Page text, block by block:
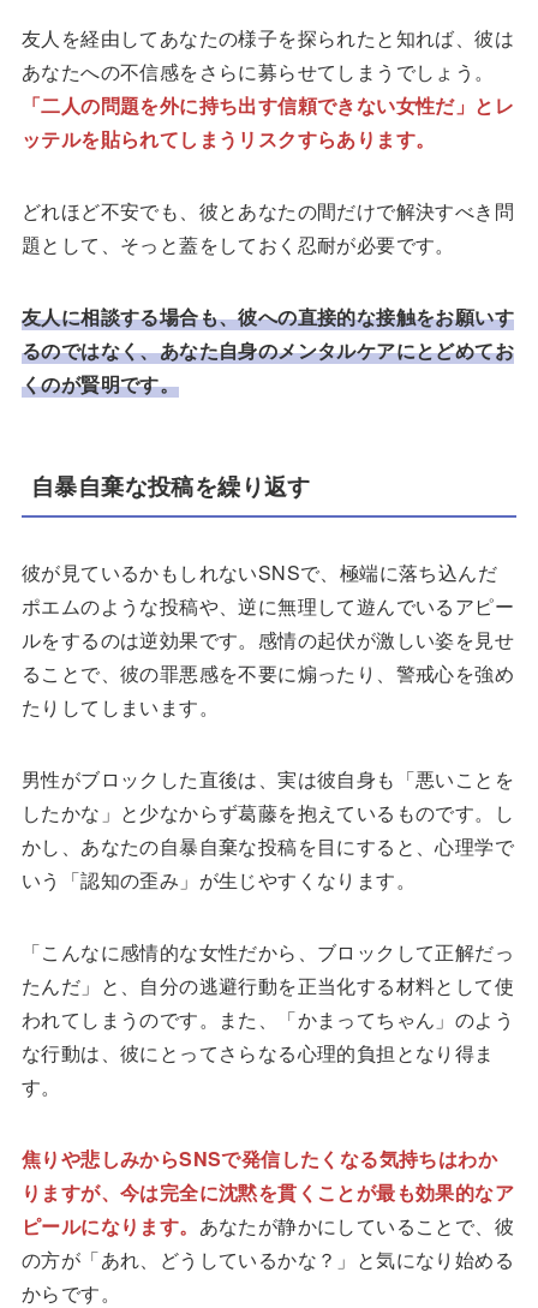
友人を経由してあなたの様子を探られたと知れば、彼は
あなたへの不信感をさらに募らせてしまうでしょう。
「二人の問題を外に持ち出す信頼できない女性だ」とレ
ッテルを貼られてしまうリスクすらあります。
どれほど不安でも、彼とあなたの間だけで解決すべき問
題として、そっと蓋をしておく忍耐が必要です。
友人に相談する場合も、彼への直接的な接触をお願いす
るのではなく、あなた自身のメンタルケアにとどめてお
くのが賢明です。
自暴自棄な投稿を繰り返す
彼が見ているかもしれないSNSで、極端に落ち込んだ
ポエムのような投稿や、逆に無理して遊んでいるアピー
ルをするのは逆効果です。感情の起伏が激しい姿を見せ
ることで、彼の罪悪感を不要に煽ったり、警戒心を強め
たりしてしまいます。
男性がブロックした直後は、実は彼自身も「悪いことを
したかな」と少なからず葛藤を抱えているものです。し
かし、あなたの自暴自棄な投稿を目にすると、心理学で
いう「認知の歪み」が生じやすくなります。
「こんなに感情的な女性だから、ブロックして正解だっ
たんだ」と、自分の逃避行動を正当化する材料として使
われてしまうのです。また、「かまってちゃん」のよう
な行動は、彼にとってさらなる心理的負担となり得ま
す。
焦りや悲しみからSNSで発信したくなる気持ちはわか
りますが、今は完全に沈黙を貫くことが最も効果的なア
ピールになります。 あなたが静かにしていることで、彼
の方が「あれ、どうしているかな？」と気になり始める
からです。